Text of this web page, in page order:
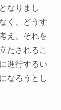
なりまし
く、どうす
え、それを
たされるこ
進行するい
なろうとし